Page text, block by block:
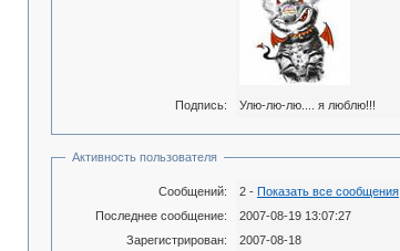
Подпись: Улю-лю-лю.... я люблю!!!
Активность пользователя
Сообщений: 2 - Показать все сообщения
Последнее сообщение:
2007-08-19 13:07:27
Зарегистрирован:
2007-08-18